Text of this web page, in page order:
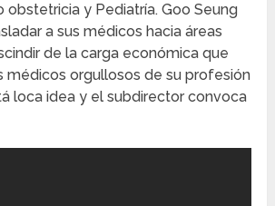
obstetricia y Pediatría. Goo Seung
a sus médicos hacia áreas
de la carga económica que
médicos orgullosos de su profesión
loca idea y el subdirector convoca